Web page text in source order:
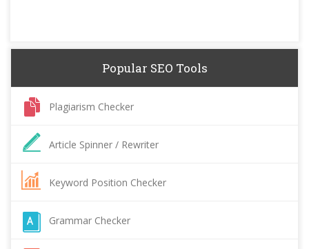
Popular SEO Tools
Plagiarism Checker
Article Spinner / Rewriter
Keyword Position Checker
Grammar Checker